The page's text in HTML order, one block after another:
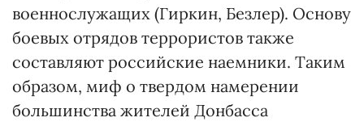
военнослужащих (Гиркин, Безлер). Основу
боевых отрядов террористов также
составляют российские наемники. Таким
образом, миф о твердом намерении
большинства жителей Донбасса